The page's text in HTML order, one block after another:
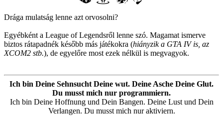
Drága mulatság lenne azt orvosolni?
Egyébként a League of Legendsről lenne szó. Magamat ismerve
biztos rátapadnék később más játékokra (hiányzik a GTA IV is, az
XCOM2 stb.), de egyelőre most ezek nélkül is megvagyok.
Ich bin Deine Sehnsucht Deine wut. Deine Asche Deine Glut.
Du musst mich nur programmiern.
Ich bin Deine Hoffnung und Dein Bangen. Deine Lust und Dein
Verlangen. Du musst mich nur aktiviern.